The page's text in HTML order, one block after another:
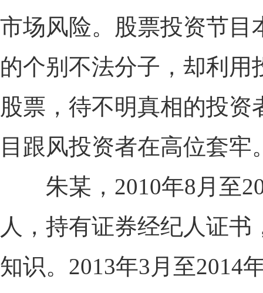
市场风险。股票投资节目
的个别不法分子，却利
股票，待不明真相的投
目跟风投资者在高位套牢
朱某，2010年8月至
人，持有证券经纪人证
知识。2013年3月至2014